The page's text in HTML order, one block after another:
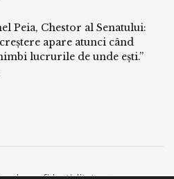
Peia, Chestor al Senatului:
apare atunci când
lucrurile de unde ești.”